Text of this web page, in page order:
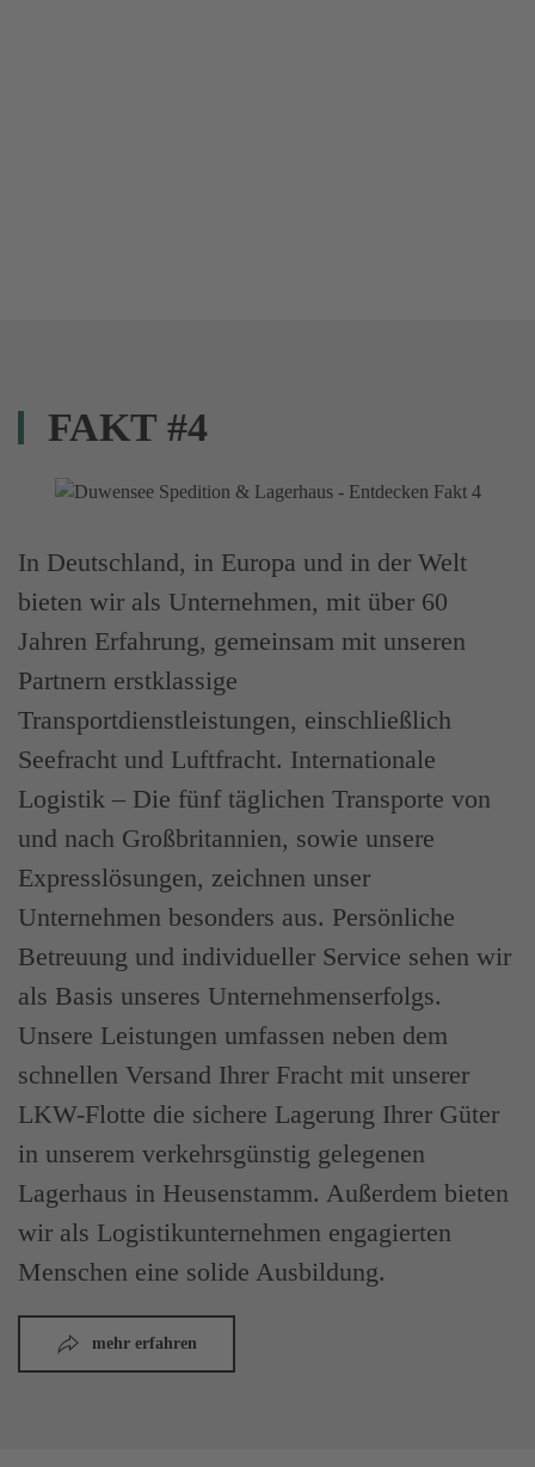
FAKT #4
In Deutschland, in Europa und in der Welt
bieten wir als Unternehmen, mit über 60
Jahren Erfahrung, gemeinsam mit unseren
Partnern erstklassige
Transportdienstleistungen, einschließlich
Seefracht und Luftfracht. Internationale
Logistik – Die fünf täglichen Transporte von
und nach Großbritannien, sowie unsere
Expresslösungen, zeichnen unser
Unternehmen besonders aus. Persönliche
Betreuung und individueller Service sehen wir
als Basis unseres Unternehmenserfolgs.
Unsere Leistungen umfassen neben dem
schnellen Versand Ihrer Fracht mit unserer
LKW-Flotte die sichere Lagerung Ihrer Güter
in unserem verkehrsgünstig gelegenen
Lagerhaus in Heusenstamm. Außerdem bieten
wir als Logistikunternehmen engagierten
Menschen eine solide Ausbildung.
mehr erfahren